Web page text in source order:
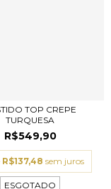
TOP CREPE
TURQUESA
R$549,90
R$137,48 sem juros
ESGOTADO